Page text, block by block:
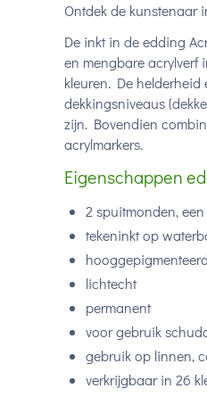
Ontdek de kunstenaar
De inkt in de edding
en mengbare acrylverf
kleuren. De helderheid
dekkingsniveaus
zijn. Bovendien
acrylmarkers.
Eigenschappen
2 spuitmonden,
tekeninkt op
hooggepigmenteerd
lichtecht
permanent
voor gebruik
gebruik op linnen,
verkrijgbaar in 26